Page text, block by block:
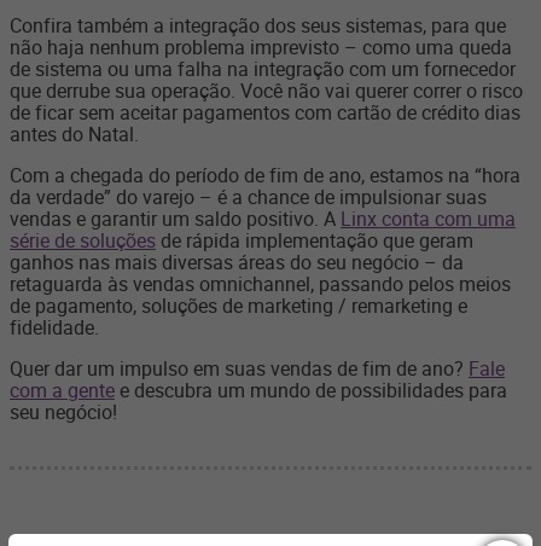
Confira também a integração dos seus sistemas, para que
não haja nenhum problema imprevisto – como uma queda
de sistema ou uma falha na integração com um fornecedor
que derrube sua operação. Você não vai querer correr o risco
de ficar sem aceitar pagamentos com cartão de crédito dias
antes do Natal.
Com a chegada do período de fim de ano, estamos na “hora
da verdade” do varejo – é a chance de impulsionar suas
vendas e garantir um saldo positivo. A Linx conta com uma
série de soluções de rápida implementação que geram
ganhos nas mais diversas áreas do seu negócio – da
retaguarda às vendas omnichannel, passando pelos meios
de pagamento, soluções de marketing / remarketing e
fidelidade.
Quer dar um impulso em suas vendas de fim de ano? Fale
com a gente e descubra um mundo de possibilidades para
seu negócio!